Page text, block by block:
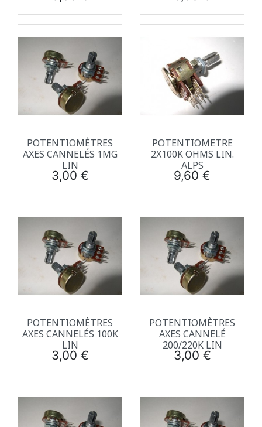
POTENTIOMÈTRES
AXES CANNELÉS 1MG
LIN
Prix
3,00 €
POTENTIOMETRE
2X100K OHMS LIN.
ALPS
Prix
9,60 €
POTENTIOMÈTRES
AXES CANNELÉS 100K
LIN
Prix
3,00 €
POTENTIOMÈTRES
AXES CANNELÉ
200/220K LIN
Prix
3,00 €